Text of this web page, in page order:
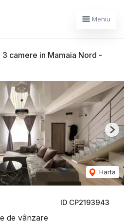
Meniu
3 camere in Mamaia Nord -
ID CP2193943
de vânzare
Harta